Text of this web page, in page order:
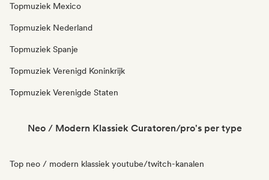
Topmuziek Mexico
Topmuziek Nederland
Topmuziek Spanje
Topmuziek Verenigd Koninkrijk
Topmuziek Verenigde Staten
Neo / Modern Klassiek Curatoren/pro's per type
Top neo / modern klassiek youtube/twitch-kanalen